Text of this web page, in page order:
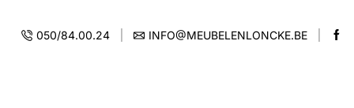
050/84.00.24 INFO@MEUBELENLONCKE.BE